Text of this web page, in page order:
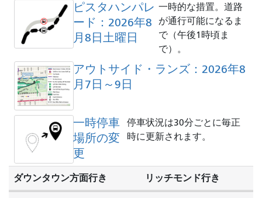
い
か
ピスタハンパレ
ード：2026年8
月8日土曜日
一時的な措置。道路
が通行可能になるま
で（午後1時頃ま
で）。
アウトサイド・ランズ：2026年8
月7日～9日
一時停車
場所の変
更
停車状況は30分ごとに毎正
時に更新されます。
ダウンタウン方面行き リッチモンド行き